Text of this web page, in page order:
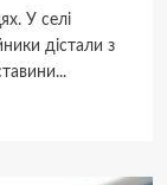
У селі
дістали з